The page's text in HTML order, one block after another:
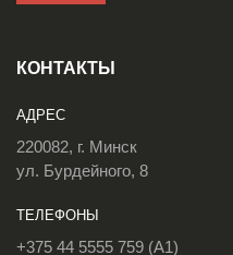
КОНТАКТЫ
АДРЕС
220082, г. Минск
ул. Бурдейного, 8
ТЕЛЕФОНЫ
+375 44 5555 759 (A1)